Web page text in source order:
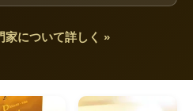
家について詳しく »